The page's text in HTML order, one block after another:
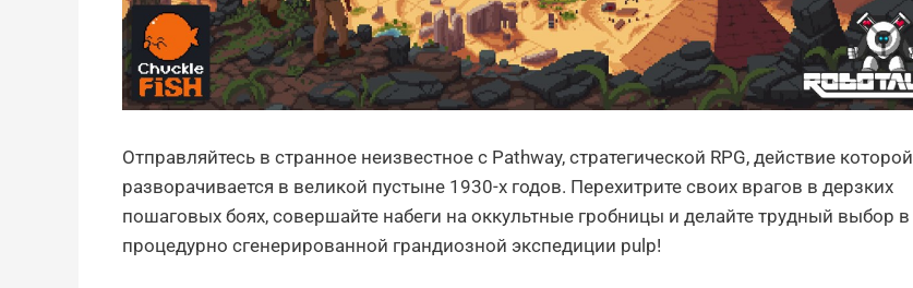
Отправляйтесь в странное неизвестное с Pathway, стратегической RPG, действие которой
разворачивается в великой пустыне 1930-х годов. Перехитрите своих врагов в дерзких
пошаговых боях, совершайте набеги на оккультные гробницы и делайте трудный выбор в
процедурно сгенерированной грандиозной экспедиции pulp!